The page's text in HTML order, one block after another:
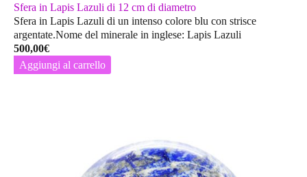
Sfera in Lapis Lazuli di 12 cm di diametro
Sfera in Lapis Lazuli di un intenso colore blu con strisce
argentate.Nome del minerale in inglese: Lapis Lazuli
500,00€
Aggiungi al carrello